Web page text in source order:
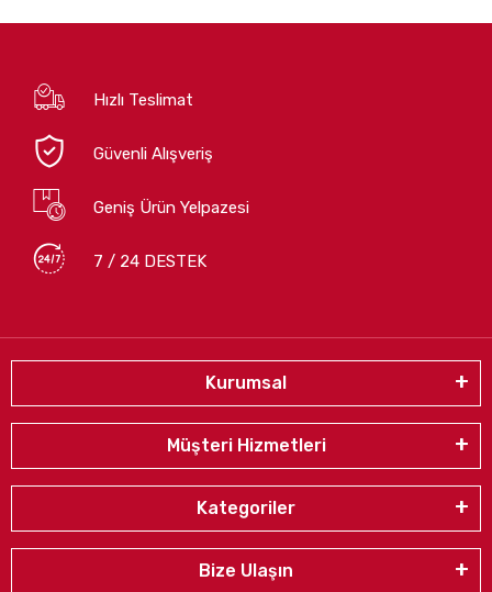
Hızlı Teslimat
Güvenli Alışveriş
Geniş Ürün Yelpazesi
7 / 24 DESTEK
Kurumsal
Müşteri Hizmetleri
Kategoriler
Bize Ulaşın